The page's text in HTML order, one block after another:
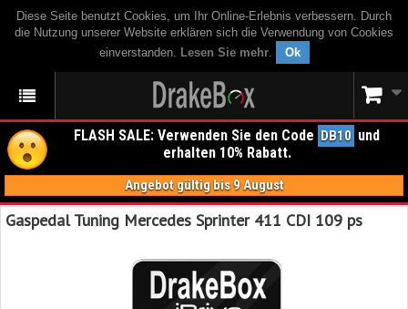
Diese Seite benutzt Cookies, um Ihr Online-Erlebnis verbessern. Durch
die Nutzung unserer Website erklären sich die Verwendung von Cookies
einverstanden. Lesen Sie mehr. Ok
FLASH SALE: Verwenden Sie den Code DB10 und
erhalten 10% Rabatt.
Angebot gültig bis 9 August
Gaspedal Tuning Mercedes Sprinter 411 CDI 109 ps